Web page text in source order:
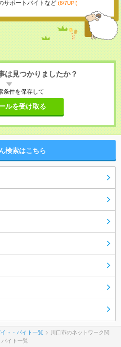
サポートバイトなど (8/7UP!)
は見つかりましたか？
条件を保存して
ルを受け取る
検索はこちら
ト・バイト一覧
川口市のネットワーク関
イト一覧